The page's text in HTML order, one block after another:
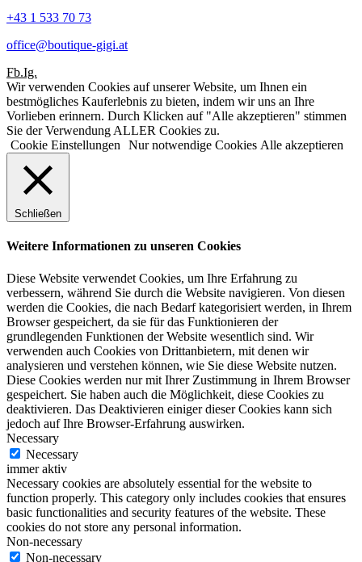
+43 1 533 70 73
office@boutique-gigi.at
Fb.Ig.
Wir verwenden Cookies auf unserer Website, um Ihnen ein
bestmögliches Kauferlebnis zu bieten, indem wir uns an Ihre
Vorlieben erinnern. Durch Klicken auf "Alle akzeptieren" stimmen
Sie der Verwendung ALLER Cookies zu.
Cookie Einstellungen
Nur notwendige Cookies Alle akzeptieren
Schließen
Weitere Informationen zu unseren Cookies
Diese Website verwendet Cookies, um Ihre Erfahrung zu
verbessern, während Sie durch die Website navigieren. Von diesen
werden die Cookies, die nach Bedarf kategorisiert werden, in Ihrem
Browser gespeichert, da sie für das Funktionieren der
grundlegenden Funktionen der Website wesentlich sind. Wir
verwenden auch Cookies von Drittanbietern, mit denen wir
analysieren und verstehen können, wie Sie diese Website nutzen.
Diese Cookies werden nur mit Ihrer Zustimmung in Ihrem Browser
gespeichert. Sie haben auch die Möglichkeit, diese Cookies zu
deaktivieren. Das Deaktivieren einiger dieser Cookies kann sich
jedoch auf Ihre Browser-Erfahrung auswirken.
Necessary
Necessary
immer aktiv
Necessary cookies are absolutely essential for the website to
function properly. This category only includes cookies that ensures
basic functionalities and security features of the website. These
cookies do not store any personal information.
Non-necessary
Non-necessary